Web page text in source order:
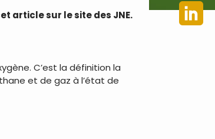
article sur le site des JNE.
C’est la définition la
et de gaz à l’état de